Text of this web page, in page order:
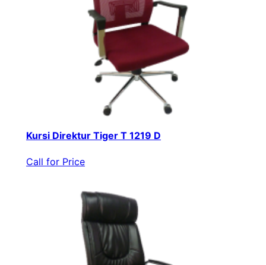
Kursi Direktur Tiger T 1219 D
Call for Price